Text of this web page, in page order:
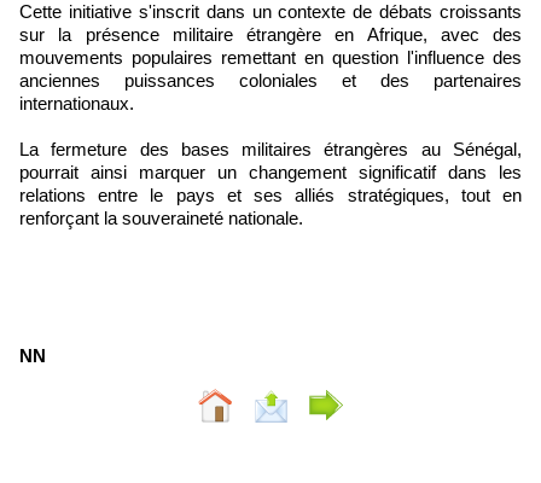
Cette initiative s'inscrit dans un contexte de débats croissants
sur la présence militaire étrangère en Afrique, avec des
mouvements populaires remettant en question l'influence des
anciennes puissances coloniales et des partenaires
internationaux.
La fermeture des bases militaires étrangères au Sénégal,
pourrait ainsi marquer un changement significatif dans les
relations entre le pays et ses alliés stratégiques, tout en
renforçant la souveraineté nationale.
NN